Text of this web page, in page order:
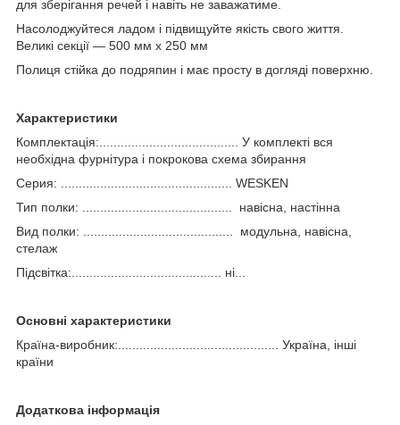
для зберігання речей і навіть не заважатиме.
Насолоджуйтеся ладом і підвищуйте якість свого життя.
Великі секції — 500 мм х 250 мм
Полиця стійка до подряпин і має просту в догляді поверхню.
Характеристики
Комплектація:....................................... У комплекті вся
необхідна фурнітура і покрокова схема збирання
Серия: ................................................ WESKEN
Тип полки: .......................................... навісна, настінна
Вид полки: .......................................... модульна, навісна,
стелаж
Підсвітка:.......................................... ні...
Основні характеристики
Країна-виробник:............................................. Україна, інші
країни
Додаткова інформація